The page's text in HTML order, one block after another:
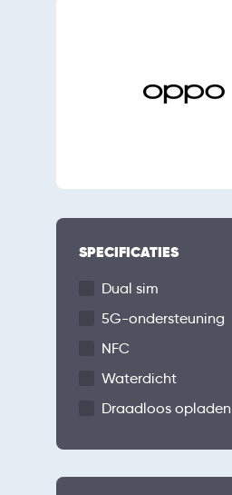
SPECIFICATIES
Dual sim
5G-ondersteuning
NFC
Waterdicht
Draadloos opladen